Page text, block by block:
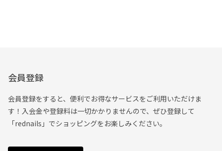
会員登録
会員登録をすると、便利でお得なサービスをご利用いただけま
す！入会金や登録料は一切かかりませんので、ぜひ登録して
「rednails」でショッピングをお楽しみください。